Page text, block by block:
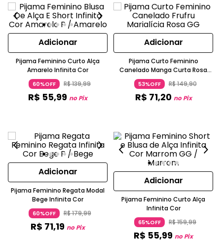
Adicionar
Pijama Feminino Curto Alça
Amarelo Infinita Cor
60%OFF R$139,99
R$ 55,99 no Pix
Adicionar
Pijama Curto Feminino
Canelado Manga Curta Rosa
Escuro Marialícia
53%OFF R$149,90
R$ 71,20 no Pix
Adicionar
Pijama Feminino Regata Modal
Bege Infinita Cor
60%OFF R$179,99
R$ 71,19 no Pix
Adicionar
Pijama Feminino Curto Alça
Infinita Cor
65%OFF R$159,99
R$ 55,99 no Pix